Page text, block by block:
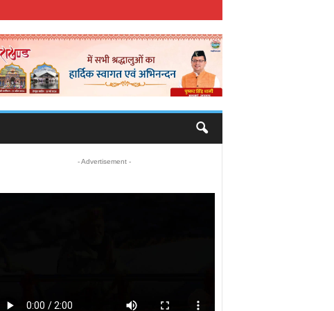
- Advertisement -